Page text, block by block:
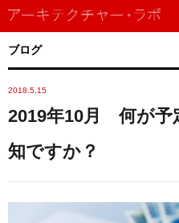
ブログ
2018.5.15
2019年10月 何が予
知ですか？